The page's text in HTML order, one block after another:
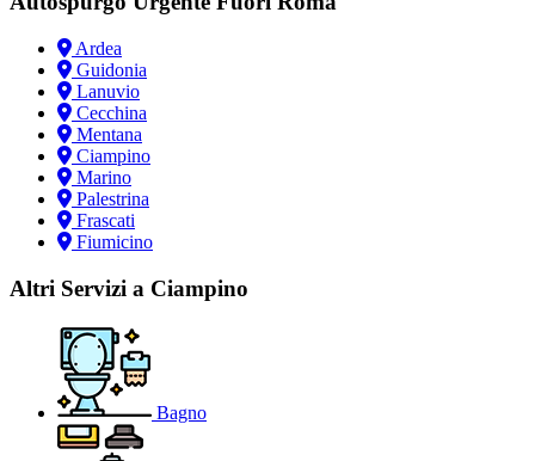
Ardea
Guidonia
Lanuvio
Cecchina
Mentana
Ciampino
Marino
Palestrina
Frascati
Fiumicino
Altri Servizi a Ciampino
Bagno